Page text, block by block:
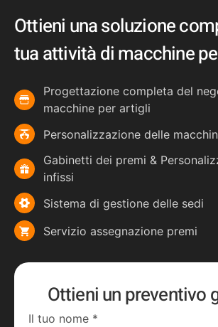
Ottieni una soluzione
tua attività di macchine
Progettazione completa del
macchine per artigli
Personalizzazione delle
Gabinetti dei premi &
infissi
Sistema di gestione delle sedi
Servizio assegnazione premi
Ottieni un preventivo
Il tuo nome *